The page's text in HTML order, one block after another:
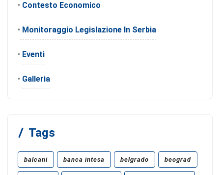
• Contesto Economico
• Monitoraggio Legislazione In Serbia
• Eventi
• Galleria
Tags
balcani banca intesa belgrado beograd